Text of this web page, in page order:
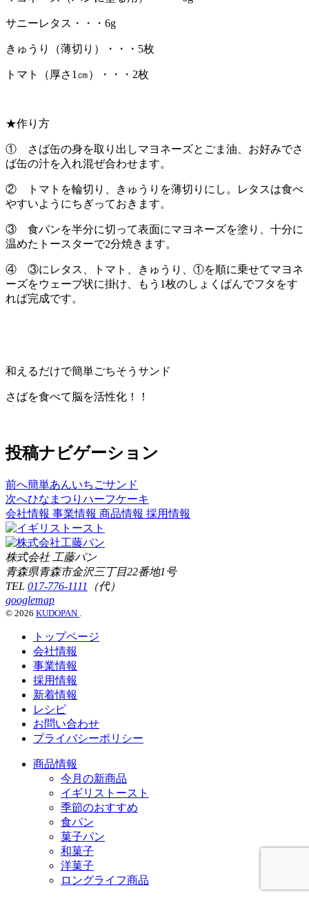
サニーレタス・・・6g
きゅうり（薄切り）・・・5枚
トマト（厚さ1㎝）・・・2枚
★作り方
① さば缶の身を取り出しマヨネーズとごま油、お好みでさ
ば缶の汁を入れ混ぜ合わせます。
② トマトを輪切り、きゅうりを薄切りにし。レタスは食べ
やすいようにちぎっておきます。
③ 食パンを半分に切って表面にマヨネーズを塗り、十分に
温めたトースターで2分焼きます。
④ ③にレタス、トマト、きゅうり、①を順に乗せてマヨネ
ーズをウェーブ状に掛け、もう1枚のしょくぱんでフタをす
れば完成です。
和えるだけで簡単ごちそうサンド
さばを食べて脳を活性化！！
投稿ナビゲーション
前へ簡単あんいちごサンド
次へひなまつりハーフケーキ
会社情報 事業情報 商品情報 採用情報
株式会社 工藤パン
青森県青森市金沢三丁目22番地1号
TEL 017-776-1111
（代）
googlemap
© 2026 KUDOPAN
トップページ
会社情報
事業情報
採用情報
新着情報
レシピ
お問い合わせ
プライバシーポリシー
商品情報
今月の新商品
イギリストースト
季節のおすすめ
食パン
菓子パン
和菓子
洋菓子
ロングライフ商品